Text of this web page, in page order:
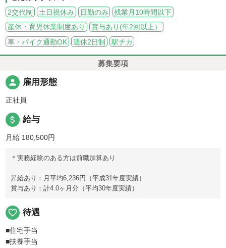
2交代制
土日祝休み 日勤のみ
残業月10時間以下
産休・育児休業制度あり
賞与あり(年2回以上）
車・バイク通勤OK
週休2日制 駅チカ
募集要項
person 雇用形態
正社員
attach_money 給与
月給 180,500円
＊実務経験のある方は前職加算あり
昇給あり：月平均6,236円（平成31年度実績）
賞与あり：計4.0ヶ月分（平均30年度実績）
favorite_border 待遇
■住宅手当
■扶養手当